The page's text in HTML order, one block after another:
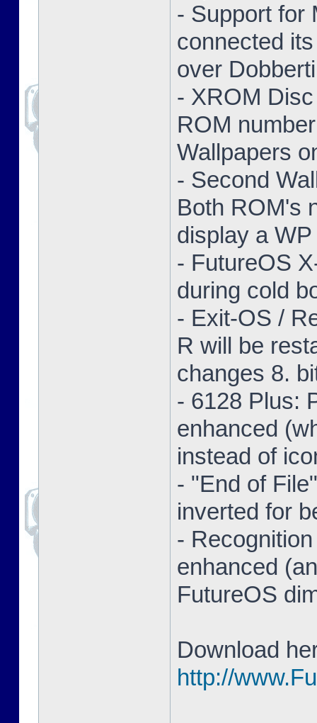
- Support for
connected
over
- XROM
ROM
Wallpapers
- Second
Both ROM's
display a
- FutureOS
during cold
- Exit-OS /
R will be
changes 8.
- 6128 Plus:
enhanced
instead of
- "End of
inverted for
-
enhanced
FutureOS
Download
http://